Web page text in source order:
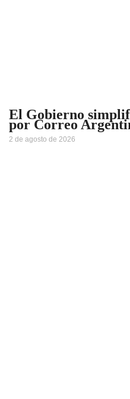
El Gobierno
por Correo
2 de agosto de 2026